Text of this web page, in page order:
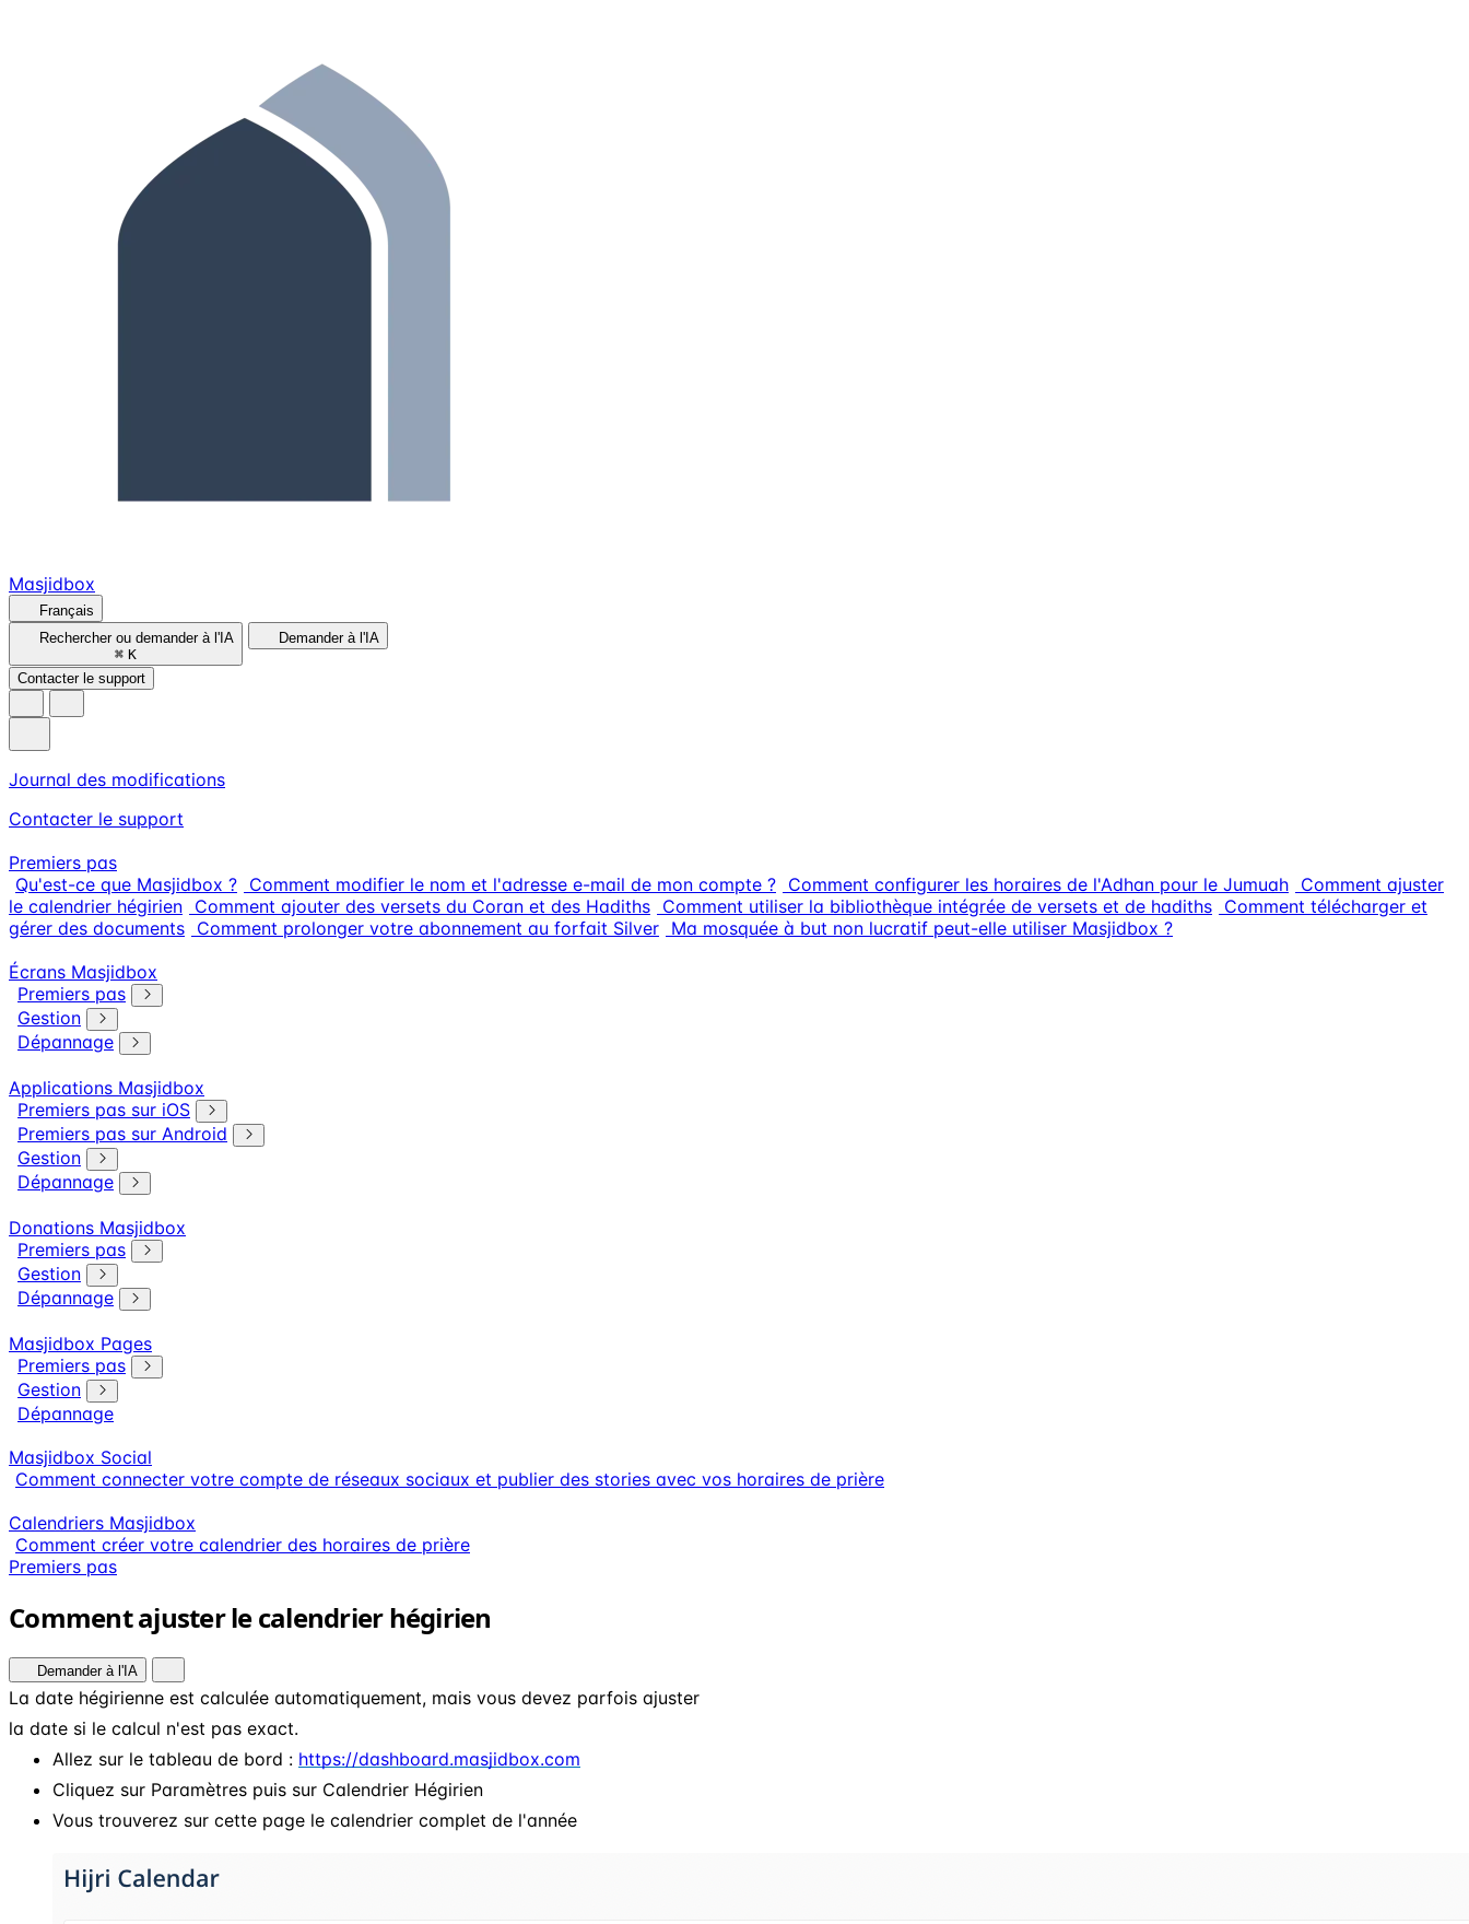
Masjidbox
Français
Rechercher ou demander à l'IA
⌘ K
Demander à l'IA
Contacter le support
Journal des modifications
Contacter le support
Premiers pas
Qu'est-ce que Masjidbox ? Comment modifier le nom et l'adresse e-mail de mon compte ? Comment configurer les horaires de l'Adhan pour le Jumuah Comment ajuster
le calendrier hégirien Comment ajouter des versets du Coran et des Hadiths Comment utiliser la bibliothèque intégrée de versets et de hadiths Comment télécharger et
gérer des documents Comment prolonger votre abonnement au forfait Silver Ma mosquée à but non lucratif peut-elle utiliser Masjidbox ?
Écrans Masjidbox
Premiers pas
Gestion
Dépannage
Applications Masjidbox
Premiers pas sur iOS
Premiers pas sur Android
Gestion
Dépannage
Donations Masjidbox
Premiers pas
Gestion
Dépannage
Masjidbox Pages
Premiers pas
Gestion
Dépannage
Masjidbox Social
Comment connecter votre compte de réseaux sociaux et publier des stories avec vos horaires de prière
Calendriers Masjidbox
Comment créer votre calendrier des horaires de prière
Premiers pas
Comment ajuster le calendrier hégirien
Demander à l'IA
La date hégirienne est calculée automatiquement, mais vous devez parfois ajuster
la date si le calcul n'est pas exact.
Allez sur le tableau de bord : https://dashboard.masjidbox.com
Cliquez sur Paramètres puis sur Calendrier Hégirien
Vous trouverez sur cette page le calendrier complet de l'année